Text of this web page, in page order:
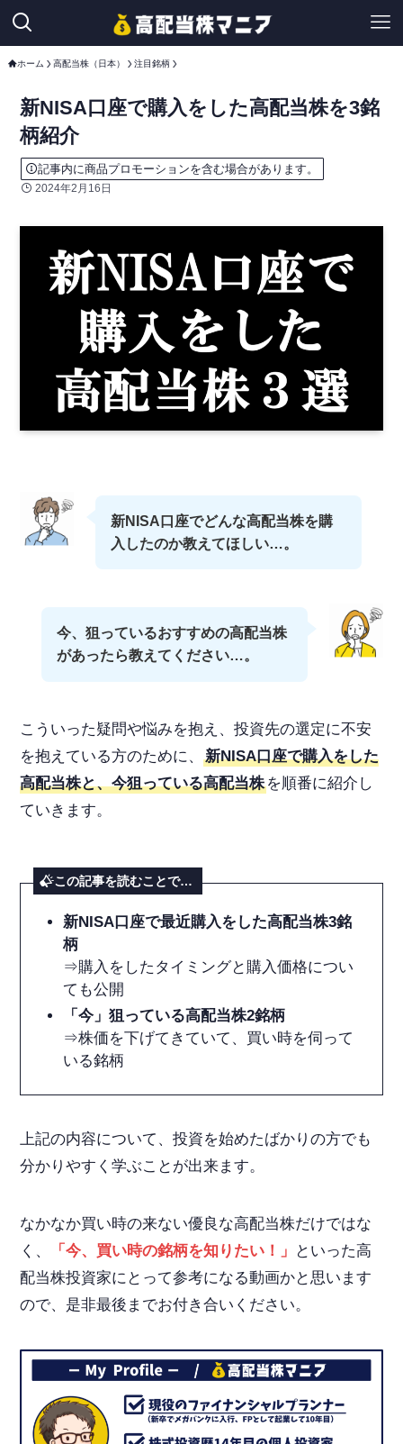
ホーム 高配当株（日本） 注目銘柄
新NISA口座で購入をした高配当株を3銘
柄紹介
記事内に商品プロモーションを含む場合があります。
2024年2月16日
新NISA口座でどんな高配当株を購
入したのか教えてほしい…。
今、狙っているおすすめの高配当株
があったら教えてください…。
こういった疑問や悩みを抱え、投資先の選定に不安
を抱えている方のために、新NISA口座で購入をした
高配当株と、今狙っている高配当株を順番に紹介し
ていきます。
この記事を読むことで…
新NISA口座で最近購入をした高配当株3銘
柄
⇒購入をしたタイミングと購入価格につい
ても公開
「今」狙っている高配当株2銘柄
⇒株価を下げてきていて、買い時を伺って
いる銘柄
上記の内容について、投資を始めたばかりの方でも
分かりやすく学ぶことが出来ます。
なかなか買い時の来ない優良な高配当株だけではな
く、
「今、買い時の銘柄を知りたい！」
といった高
配当株投資家にとって参考になる動画かと思います
ので、是非最後までお付き合いください。